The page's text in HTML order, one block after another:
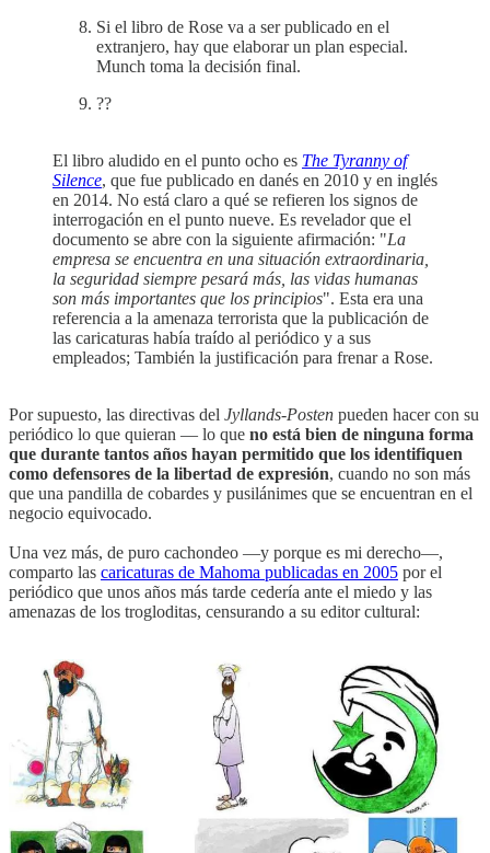
Si el libro de Rose va a ser publicado en el
extranjero, hay que elaborar un plan especial.
Munch toma la decisión final.
??
El libro aludido en el punto ocho es The Tyranny of
Silence, que fue publicado en danés en 2010 y en inglés
en 2014. No está claro a qué se refieren los signos de
interrogación en el punto nueve. Es revelador que el
documento se abre con la siguiente afirmación: "La
empresa se encuentra en una situación extraordinaria,
la seguridad siempre pesará más, las vidas humanas
son más importantes que los principios". Esta era una
referencia a la amenaza terrorista que la publicación de
las caricaturas había traído al periódico y a sus
empleados; También la justificación para frenar a Rose.
Por supuesto, las directivas del Jyllands-Posten pueden hacer con su
periódico lo que quieran — lo que no está bien de ninguna forma
que durante tantos años hayan permitido que los identifiquen
como defensores de la libertad de expresión, cuando no son más
que una pandilla de cobardes y pusilánimes que se encuentran en el
negocio equivocado.
Una vez más, de puro cachondeo —y porque es mi derecho—,
comparto las caricaturas de Mahoma publicadas en 2005 por el
periódico que unos años más tarde cedería ante el miedo y las
amenazas de los trogloditas, censurando a su editor cultural: